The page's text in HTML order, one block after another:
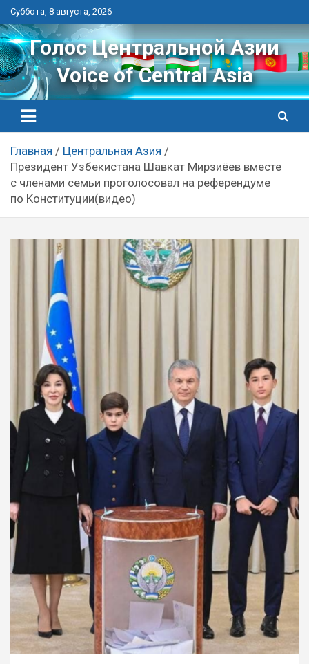
Перейти
к
контенту
Суббота, 8 августа, 2026
Голос Центральной Азии
Voice of Central Asia
Главная
Центральная Азия
Президент Узбекистана Шавкат Мирзиёев вместе
с членами семьи проголосовал на референдуме
по Конституции(видео)